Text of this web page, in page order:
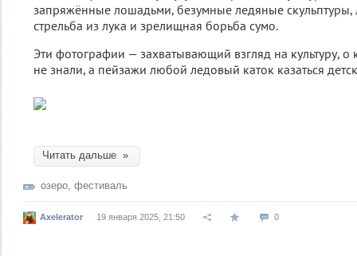
запряжённые лошадьми, безумные ледяные скульптуры,
стрельба из лука и зрелищная борьба сумо.
Эти фотографии — захватывающий взгляд на культуру, о
не знали, а пейзажи любой ледовый каток казаться
Читать дальше »
озеро, фестиваль
Axelerator 19 января 2025, 21:50 0